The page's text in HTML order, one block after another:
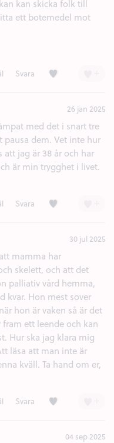
kan skicka folk till
ett botemedel mot
Svara Kärlek (2)
26 jan 2025
med det i snart tre
pausa dem. Vet inte hur
jag är 38 år och har
är min trygghet i livet.
Svara Kärlek (2)
30 jul 2025
mamma har
skelett, och att det
palliativ vård hemma,
kvar. Hon mest sover
hon är vaken så är det
ett leende och kan
Hur ska jag klara mig
läsa att man inte är
kväll. Ta hand om er,
Svara Kärlek (2)
04 sep 2025